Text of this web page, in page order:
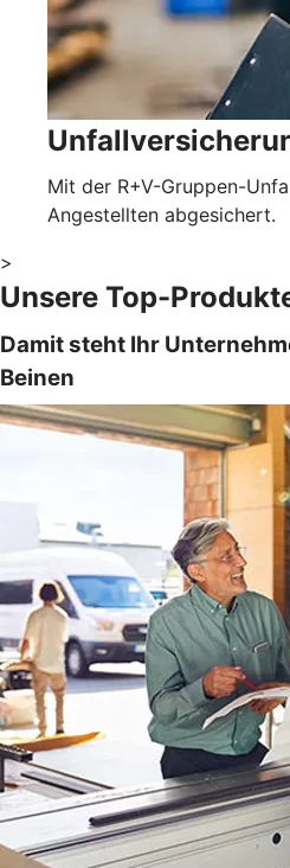
Mit der R+V-Gruppen-
Angestellten abgesichert.
>
Unsere Top-
Damit steht Ihr
Beinen